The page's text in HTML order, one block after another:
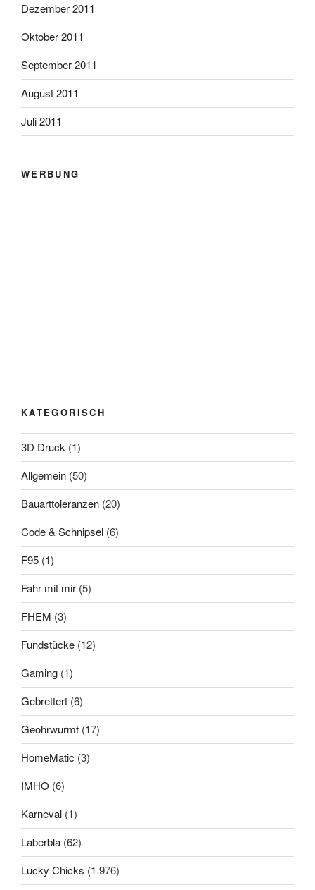
Dezember 2011
Oktober 2011
September 2011
August 2011
Juli 2011
WERBUNG
KATEGORISCH
3D Druck (1)
Allgemein (50)
Bauarttoleranzen (20)
Code & Schnipsel (6)
F95 (1)
Fahr mit mir (5)
FHEM (3)
Fundstücke (12)
Gaming (1)
Gebrettert (6)
Geohrwurmt (17)
HomeMatic (3)
IMHO (6)
Karneval (1)
Laberbla (62)
Lucky Chicks (1.976)